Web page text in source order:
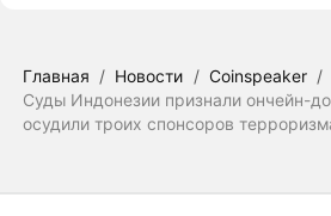
Главная / Новости / Coinspeaker /
Суды Индонезии признали ончейн-
осудили троих спонсоров